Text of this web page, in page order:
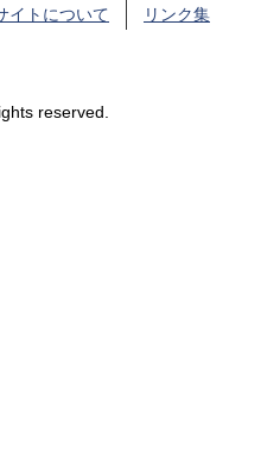
イトについて リンク集
reserved.